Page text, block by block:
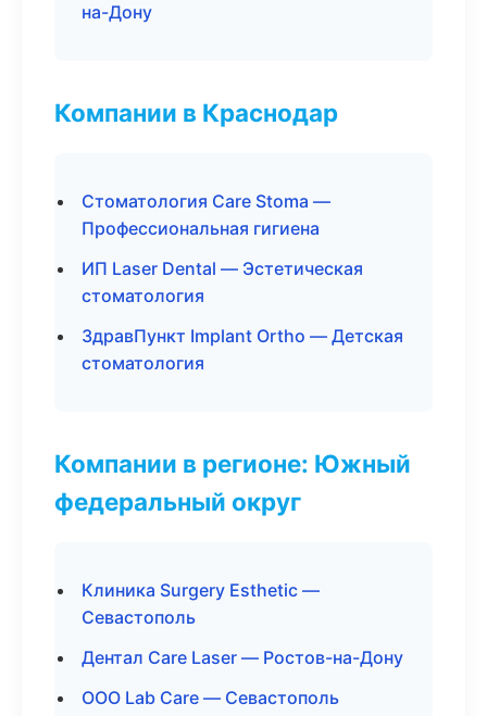
на-Дону
Компании в Краснодар
Стоматология Care Stoma —
Профессиональная гигиена
ИП Laser Dental — Эстетическая
стоматология
ЗдравПункт Implant Ortho — Детская
стоматология
Компании в регионе: Южный
федеральный округ
Клиника Surgery Esthetic —
Севастополь
Дентал Care Laser — Ростов-на-Дону
ООО Lab Care — Севастополь